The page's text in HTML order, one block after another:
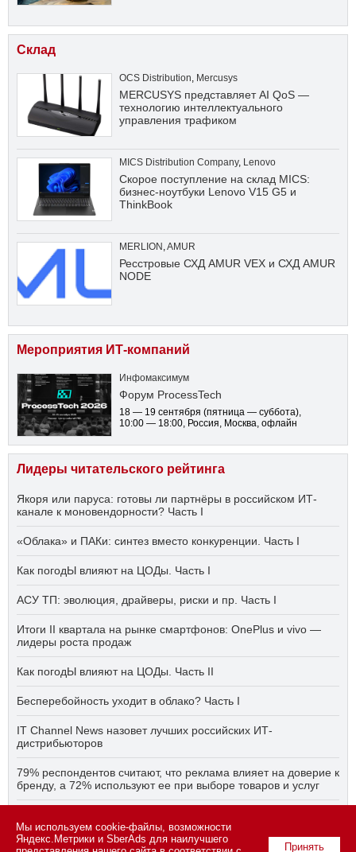
Склад
OCS Distribution, Mercusys
MERCUSYS представляет AI QoS —
технологию интеллектуального
управления трафиком
MICS Distribution Company, Lenovo
Скорое поступление на склад MICS:
бизнес-ноутбуки Lenovo V15 G5 и
ThinkBook
MERLION ,AMUR
Ресстровые СХД AMUR VEX и СХД AMUR
NODE
Мероприятия ИТ-компаний
Инфомаксимум
Форум ProcessTech
18 — 19 сентября (пятница — суббота),
10:00 — 18:00, Россия, Москва, офлайн
Лидеры читательского рейтинга
Якоря или паруса: готовы ли партнёры в российском ИТ-
канале к моновендорности? Часть I
«Облака» и ПАКи: синтез вместо конкуренции. Часть I
Как погодЫ влияют на ЦОДы. Часть I
АСУ ТП: эволюция, драйверы, риски и пр. Часть I
Итоги II квартала на рынке смартфонов: OnePlus и vivo —
лидеры роста продаж
Как погодЫ влияют на ЦОДы. Часть II
Бесперебойность уходит в облако? Часть I
IT Channel News назовет лучших российских ИТ-
дистрибьюторов
79% респондентов считают, что реклама влияет на доверие к
бренду, а 72% используют ее при выборе товаров и услуг
ПО нужно всё сразу? Часть I
Принять
Мы используем cookie-файлы, возможности
Яндекс.Метрики и SberAds для наилучшего